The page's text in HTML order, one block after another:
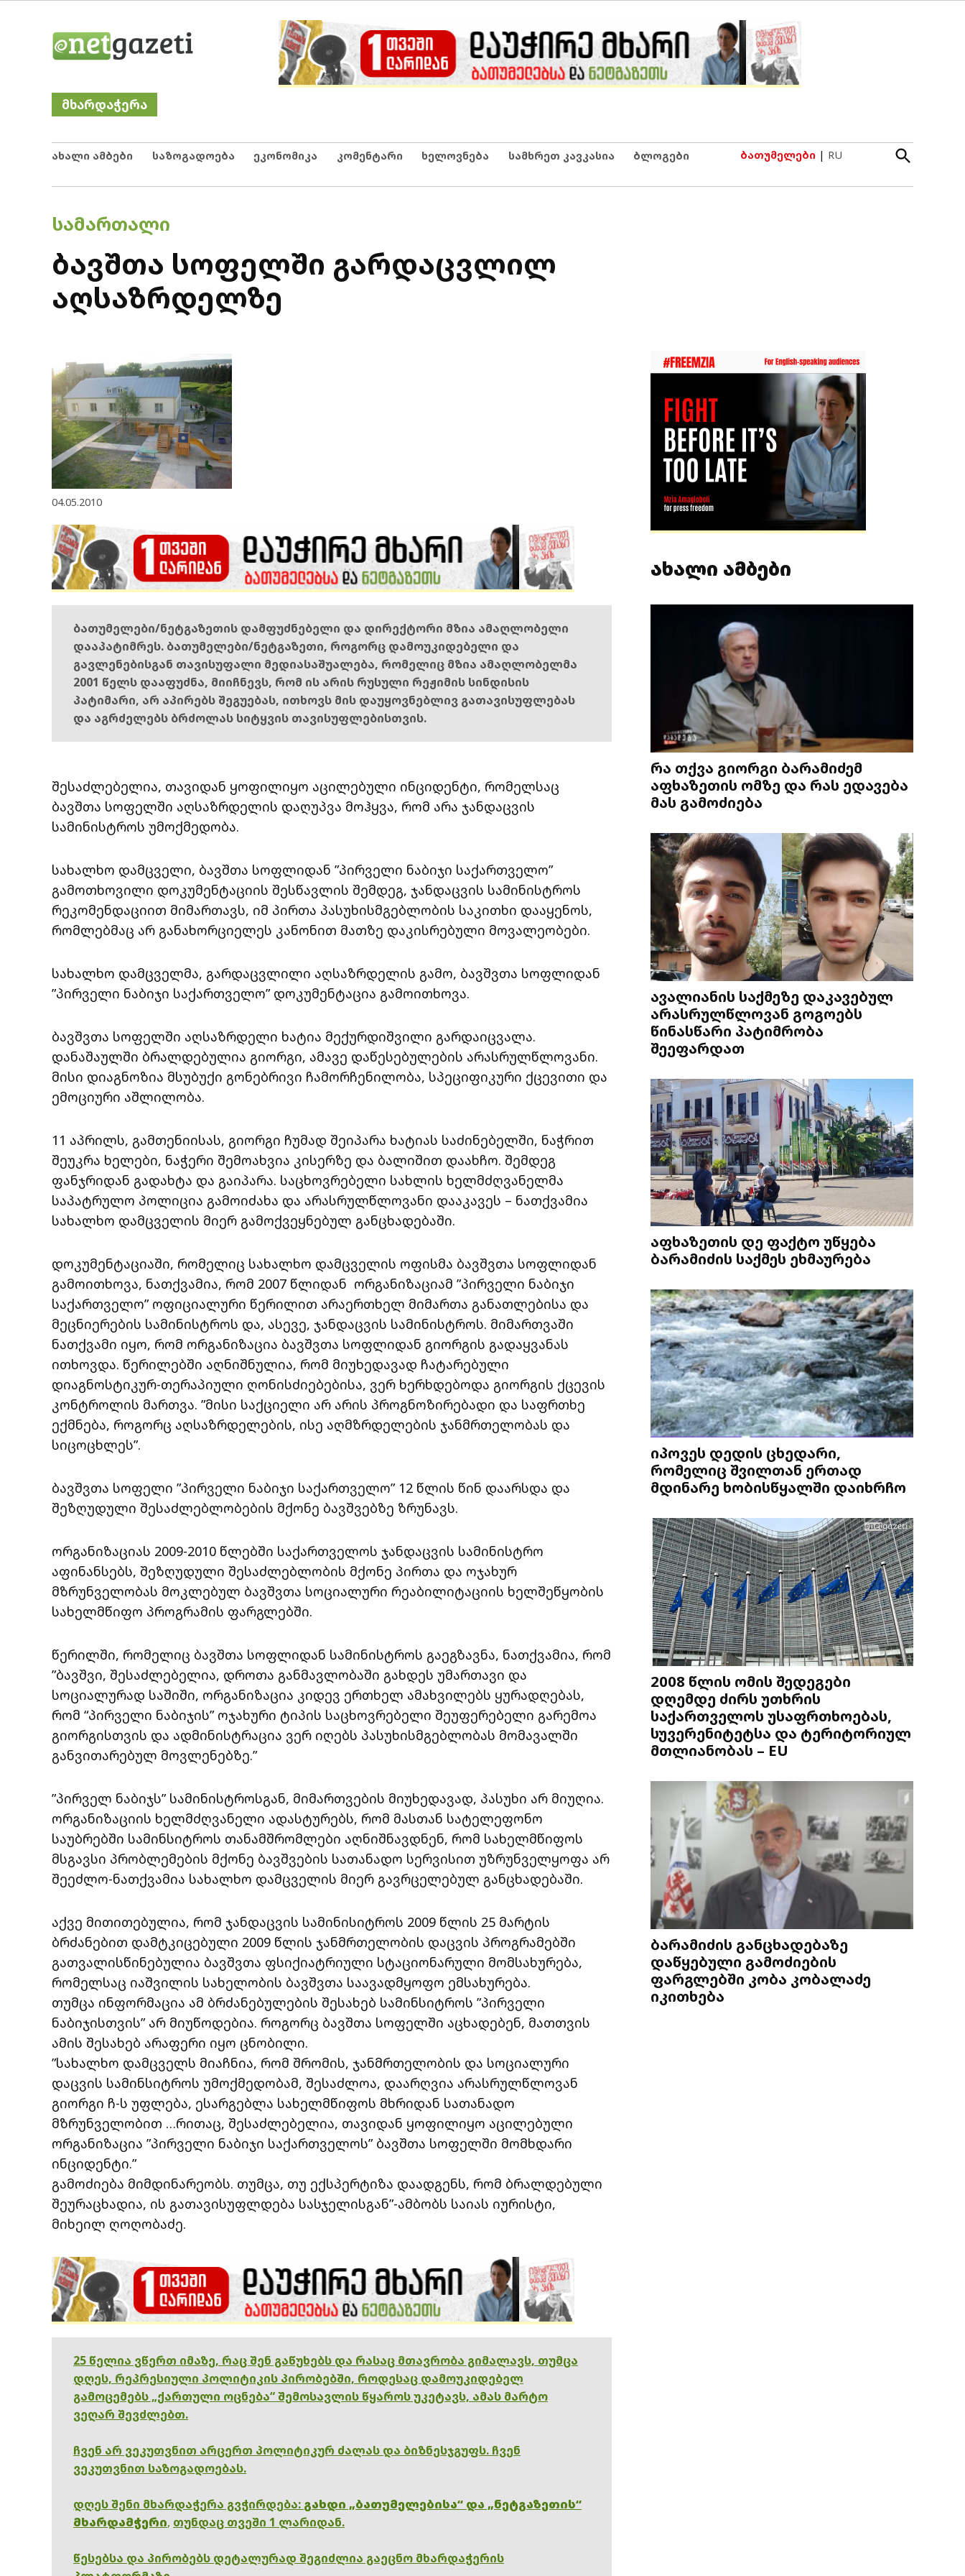
Netgazeti
მხარდაჭერა
ახალი ამბები საზოგადოება ეკონომიკა კომენტარი ხელოვნება სამხრეთ კავკასია ბლოგები ბათუმელები | RU
Open
Search
POSTED
ᲡᲐᲛᲐᲠᲗᲐᲚᲘ
ბავშთა სოფელში გარდაცვლილ
აღსაზრდელზე
04.05.2010
ბათუმელები/ნეტგაზეთის დამფუძნებელი და დირექტორი მზია ამაღლობელი
დააპატიმრეს. ბათუმელები/ნეტგაზეთი, როგორც დამოუკიდებელი და
გავლენებისგან თავისუფალი მედიასაშუალება, რომელიც მზია ამაღლობელმა
2001 წელს დააფუძნა, მიიჩნევს, რომ ის არის რუსული რეჟიმის სინდისის
პატიმარი, არ აპირებს შეგუებას, ითხოვს მის დაუყოვნებლივ გათავისუფლებას
და აგრძელებს ბრძოლას სიტყვის თავისუფლებისთვის.
შესაძლებელია, თავიდან ყოფილიყო აცილებული ინციდენტი, რომელსაც
ბავშთა სოფელში აღსაზრდელის დაღუპვა მოჰყვა, რომ არა ჯანდაცვის
სამინისტროს უმოქმედობა.
სახალხო დამცველი, ბავშთა სოფლიდან ”პირველი ნაბიჯი საქართველო”
გამოთხოვილი დოკუმენტაციის შესწავლის შემდეგ, ჯანდაცვის სამინისტროს
რეკომენდაციით მიმართავს, იმ პირთა პასუხისმგებლობის საკითხი დააყენოს,
რომლებმაც არ განახორციელეს კანონით მათზე დაკისრებული მოვალეობები.
სახალხო დამცველმა, გარდაცვლილი აღსაზრდელის გამო, ბავშვთა სოფლიდან
”პირველი ნაბიჯი საქართველო” დოკუმენტაცია გამოითხოვა.
ბავშვთა სოფელში აღსაზრდელი ხატია მექურდიშვილი გარდაიცვალა.
დანაშაულში ბრალდებულია გიორგი, ამავე დაწესებულების არასრულწლოვანი.
მისი დიაგნოზია მსუბუქი გონებრივი ჩამორჩენილობა, სპეციფიკური ქცევითი და
ემოციური აშლილობა.
11 აპრილს, გამთენიისას, გიორგი ჩუმად შეიპარა ხატიას საძინებელში, ნაჭრით
შეუკრა ხელები, ნაჭერი შემოახვია კისერზე და ბალიშით დაახჩო. შემდეგ
ფანჯრიდან გადახტა და გაიპარა. საცხოვრებელი სახლის ხელმძღვანელმა
საპატრულო პოლიცია გამოიძახა და არასრულწლოვანი დააკავეს – ნათქვამია
სახალხო დამცველის მიერ გამოქვეყნებულ განცხადებაში.
დოკუმენტაციაში, რომელიც სახალხო დამცველის ოფისმა ბავშვთა სოფლიდან
გამოითხოვა, ნათქვამია, რომ 2007 წლიდან ორგანიზაციამ ”პირველი ნაბიჯი
საქართველო” ოფიციალური წერილით არაერთხელ მიმართა განათლებისა და
მეცნიერების სამინისტროს და, ასევე, ჯანდაცვის სამინისტროს. მიმართვაში
ნათქვამი იყო, რომ ორგანიზაცია ბავშვთა სოფლიდან გიორგის გადაყვანას
ითხოვდა. წერილებში აღნიშნულია, რომ მიუხედავად ჩატარებული
დიაგნოსტიკურ-თერაპიული ღონისძიებებისა, ვერ ხერხდებოდა გიორგის ქცევის
კონტროლის მართვა. ”მისი საქციელი არ არის პროგნოზირებადი და საფრთხე
ექმნება, როგორც აღსაზრდელების, ისე აღმზრდელების ჯანმრთელობას და
სიცოცხლეს”.
ბავშვთა სოფელი ”პირველი ნაბიჯი საქართველო” 12 წლის წინ დაარსდა და
შეზღუდული შესაძლებლობების მქონე ბავშვებზე ზრუნავს.
ორგანიზაციას 2009-2010 წლებში საქართველოს ჯანდაცვის სამინისტრო
აფინანსებს, შეზღუდული შესაძლებლობის მქონე პირთა და ოჯახურ
მზრუნველობას მოკლებულ ბავშვთა სოციალური რეაბილიტაციის ხელშეწყობის
სახელმწიფო პროგრამის ფარგლებში.
წერილში, რომელიც ბავშთა სოფლიდან სამინისტროს გაეგზავნა, ნათქვამია, რომ
”ბავშვი, შესაძლებელია, დროთა განმავლობაში გახდეს უმართავი და
სოციალურად საშიში, ორგანიზაცია კიდევ ერთხელ ამახვილებს ყურადღებას,
რომ “პირველი ნაბიჯის” ოჯახური ტიპის საცხოვრებელი შეუფერებელი გარემოა
გიორგისთვის და ადმინისტრაცია ვერ იღებს პასუხისმგებლობას მომავალში
განვითარებულ მოვლენებზე.”
”პირველ ნაბიჯს” სამინისტროსგან, მიმართვების მიუხედავად, პასუხი არ მიუღია.
ორგანიზაციის ხელმძღვანელი ადასტურებს, რომ მასთან სატელეფონო
საუბრებში სამინსიტროს თანამშრომლები აღნიშნავდნენ, რომ სახელმწიფოს
მსგავსი პრობლემების მქონე ბავშვების სათანადო სერვისით უზრუნველყოფა არ
შეეძლო-ნათქვამია სახალხო დამცველის მიერ გავრცელებულ განცხადებაში.
აქვე მითითებულია, რომ ჯანდაცვის სამინისიტროს 2009 წლის 25 მარტის
ბრძანებით დამტკიცებული 2009 წლის ჯანმრთელობის დაცვის პროგრამებში
გათვალისწინებულია ბავშვთა ფსიქიატრიული სტაციონარული მომსახურება,
რომელსაც იაშვილის სახელობის ბავშვთა საავადმყოფო ემსახურება.
თუმცა ინფორმაცია ამ ბრძანებულების შესახებ სამინსიტროს ”პირველი
ნაბიჯისთვის” არ მიუწოდებია. როგორც ბავშთა სოფელში აცხადებენ, მათთვის
ამის შესახებ არაფერი იყო ცნობილი.
”სახალხო დამცველს მიაჩნია, რომ შრომის, ჯანმრთელობის და სოციალური
დაცვის სამინსიტროს უმოქმედობამ, შესაძლოა, დაარღვია არასრულწლოვან
გიორგი ჩ-ს უფლება, ესარგებლა სახელმწიფოს მხრიდან სათანადო
მზრუნველობით …რითაც, შესაძლებელია, თავიდან ყოფილიყო აცილებული
ორგანიზაცია ”პირველი ნაბიჯი საქართველოს” ბავშთა სოფელში მომხდარი
ინციდენტი.”
გამოძიება მიმდინარეობს. თუმცა, თუ ექსპერტიზა დაადგენს, რომ ბრალდებული
შეურაცხადია, ის გათავისუფლდება სასჯელისგან”-ამბობს საიას იურისტი,
მიხეილ ღოღობაძე.
25 წელია ვწერთ იმაზე, რაც შენ გაწუხებს და რასაც მთავრობა გიმალავს, თუმცა
დღეს, რეპრესიული პოლიტიკის პირობებში, როდესაც დამოუკიდებელ
გამოცემებს „ქართული ოცნება“ შემოსავლის წყაროს უკეტავს, ამას მარტო
ვეღარ შევძლებთ.
ჩვენ არ ვეკუთვნით არცერთ პოლიტიკურ ძალას და ბიზნესჯგუფს. ჩვენ
ვეკუთვნით საზოგადოებას.
დღეს შენი მხარდაჭერა გვჭირდება: გახდი „ბათუმელებისა“ და „ნეტგაზეთის“
მხარდამჭერი, თუნდაც თვეში 1 ლარიდან.
წესებსა და პირობებს დეტალურად შეგიძლია გაეცნო მხარდაჭერის
ახალი ამბები
რა თქვა გიორგი ბარამიძემ
აფხაზეთის ომზე და რას ედავება
მას გამოძიება
ავალიანის საქმეზე დაკავებულ
არასრულწლოვან გოგოებს
წინასწარი პატიმრობა
შეეფარდათ
აფხაზეთის დე ფაქტო უწყება
ბარამიძის საქმეს ეხმაურება
იპოვეს დედის ცხედარი,
რომელიც შვილთან ერთად
მდინარე ხობისწყალში დაიხრჩო
2008 წლის ომის შედეგები
დღემდე ძირს უთხრის
საქართველოს უსაფრთხოებას,
სუვერენიტეტსა და ტერიტორიულ
მთლიანობას – EU
ბარამიძის განცხადებაზე
დაწყებული გამოძიების
ფარგლებში კობა კობალაძე
იკითხება